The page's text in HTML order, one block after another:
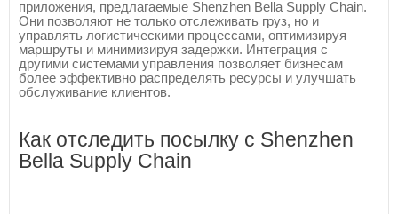
приложения, предлагаемые Shenzhen Bella Supply Chain.
Они позволяют не только отслеживать груз, но и
управлять логистическими процессами, оптимизируя
маршруты и минимизируя задержки. Интеграция с
другими системами управления позволяет бизнесам
более эффективно распределять ресурсы и улучшать
обслуживание клиентов.
Как отследить посылку с Shenzhen
Bella Supply Chain